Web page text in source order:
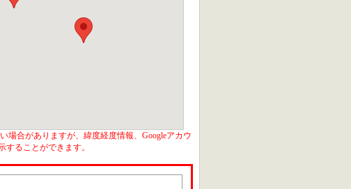
場合がありますが、緯度経度情報、Googleアカウ
ることができます。